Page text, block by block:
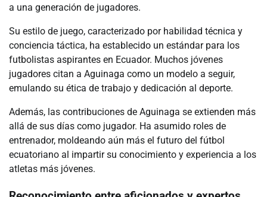
a una generación de jugadores.
Su estilo de juego, caracterizado por habilidad técnica y
conciencia táctica, ha establecido un estándar para los
futbolistas aspirantes en Ecuador. Muchos jóvenes
jugadores citan a Aguinaga como un modelo a seguir,
emulando su ética de trabajo y dedicación al deporte.
Además, las contribuciones de Aguinaga se extienden más
allá de sus días como jugador. Ha asumido roles de
entrenador, moldeando aún más el futuro del fútbol
ecuatoriano al impartir su conocimiento y experiencia a los
atletas más jóvenes.